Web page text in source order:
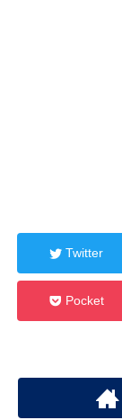
Twitter
Pocket